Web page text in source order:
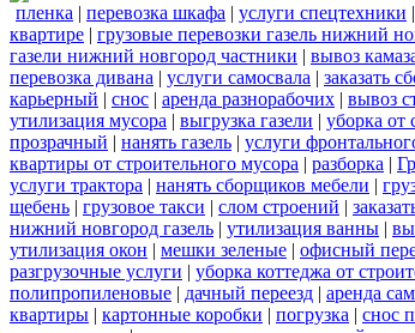
пленка | перевозка шкафа | услуги спецтехники |
квартире | грузовые перевозки газель нижний
газели нижний новгород частники | вывоз
перевозка дивана | услуги самосвала | заказать
карьерный | снос | аренда разнорабочих | вывоз
утилизация мусора | выгрузка газели | уборка от
прозрачный | нанять газель | услуги
квартиры от строительного мусора | разборка |
услуги трактора | нанять сборщиков мебели |
щебень | грузовое такси | слом строений |
нижний новгород газель | утилизация ванны |
утилизация окон | мешки зеленые | офисный
разгрузочные услуги | уборка коттеджа от
полипропиленовые | дачный переезд | аренда
квартиры | картонные коробки | погрузка | снос